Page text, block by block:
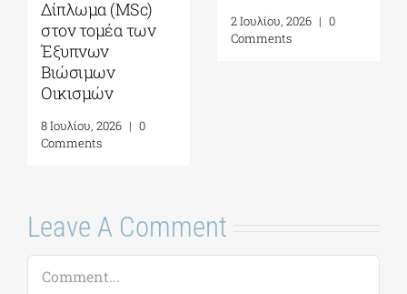
των
2 Ιουλίου, 2026
Comments
21 Ιουλίου, 2026
Comment